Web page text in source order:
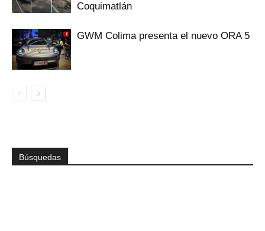
Coquimatlán
GWM Colima presenta el nuevo ORA 5
Búsquedas